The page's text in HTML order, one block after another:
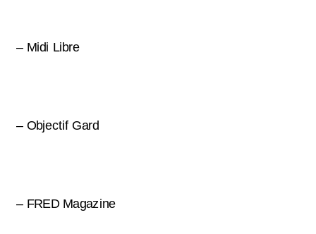
– Midi Libre
– Objectif Gard
– FRED Magazine